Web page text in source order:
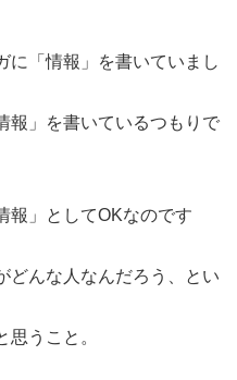
に「情報」を書いていまし
報」を書いているつもりで
報」としてOKなのです
どんな人なんだろう、とい
うこと。